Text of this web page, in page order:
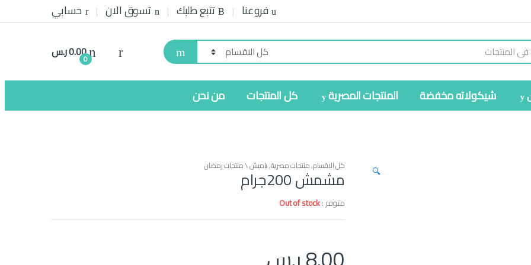
فروعنا تتبع طلبك تسوق الان حسابي
0
0.00ر.س
شيكولاته مخفضة المنتجات المصرية كل المنتجات من نحن
🔍 كل الاقسام,منتجات مصرية,ياميش \ منتجات رمضان
مشمش 200جرام
متوفر :Out of stock